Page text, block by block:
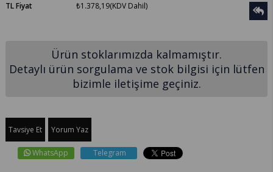
TL Fiyat ₺1.378,19(KDV Dahil)
Ürün stoklarımızda kalmamıştır.
Detaylı ürün sorgulama ve stok bilgisi için lütfen
bizimle iletişime geçiniz.
Tavsiye Et Yorum Yaz
WhatsApp Telegram